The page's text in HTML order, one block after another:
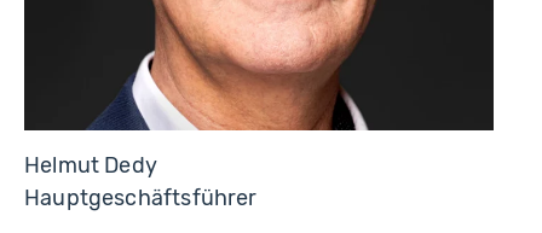
Helmut Dedy
Hauptgeschäftsführer